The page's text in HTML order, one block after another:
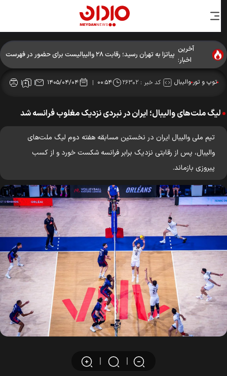
آخرین
اخبار:
پیاتزا به تهران رسید؛ رقابت ۲۸ والیبالیست برای حضور در فهرست
نهایی
توپ و توروالیبال کد خبر : ۲۶۳۰۲ ۰۰:۵۴ ۱۴۰۵/۰۴/۰۴
لیگ ملت‌های والیبال؛ ایران در نبردی نزدیک مغلوب فرانسه شد
تیم ملی والیبال ایران در نخستین مسابقه هفته دوم لیگ ملت‌های
والیبال، پس از رقابتی نزدیک برابر فرانسه شکست خورد و از کسب
پیروزی بازماند.